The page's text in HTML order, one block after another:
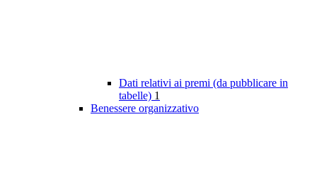
Dati relativi ai premi (da pubblicare in
tabelle) 1
Benessere organizzativo